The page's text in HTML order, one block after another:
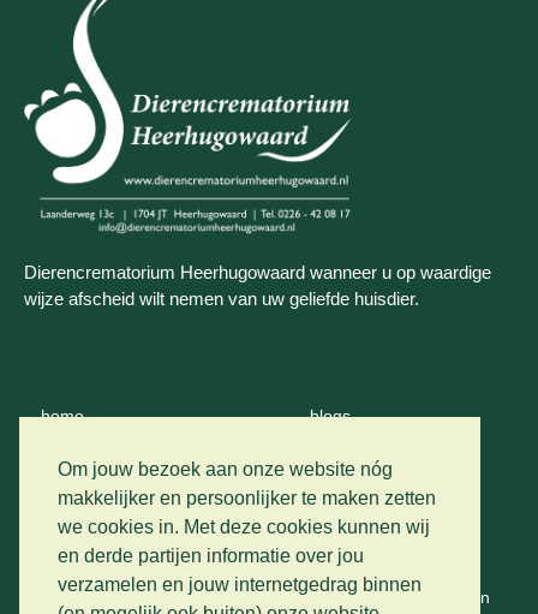
Om jouw bezoek aan onze website nóg
makkelijker en persoonlijker te maken zetten
we cookies in. Met deze cookies kunnen wij
en derde partijen informatie over jou
verzamelen en jouw internetgedrag binnen
Dierencrematorium Heerhugowaard wanneer u op waardige
wijze afscheid wilt nemen van uw geliefde huisdier.
home
wie zijn wij
vervoer
blogs
contact
privacy
algemene voorwaarden